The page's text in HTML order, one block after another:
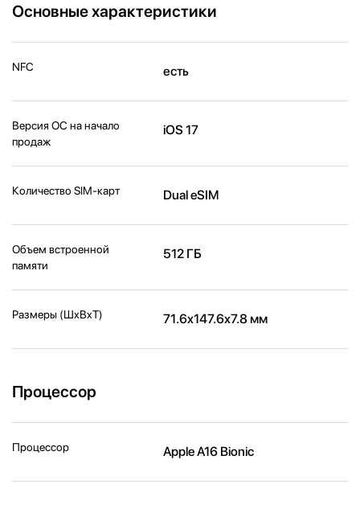
Основные характеристики
NFC есть
Версия ОС на начало
продаж
iOS 17
Количество SIM-карт Dual eSIM
Объем встроенной
памяти
512 ГБ
Размеры (ШxВxТ) 71.6x147.6x7.8 мм
Процессор
Процессор Apple A16 Bionic